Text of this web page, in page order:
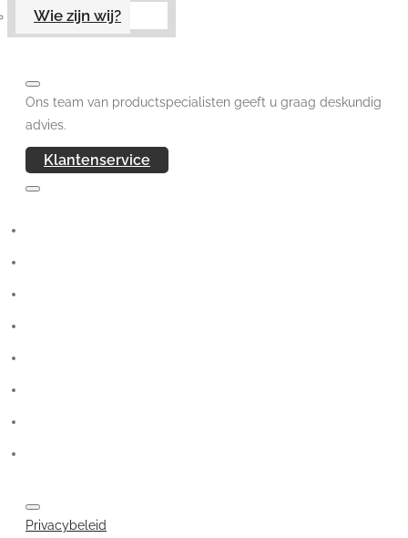
Wie zijn wij?
Ons team van productspecialisten geeft u graag deskundig
advies.
Klantenservice
Privacybeleid